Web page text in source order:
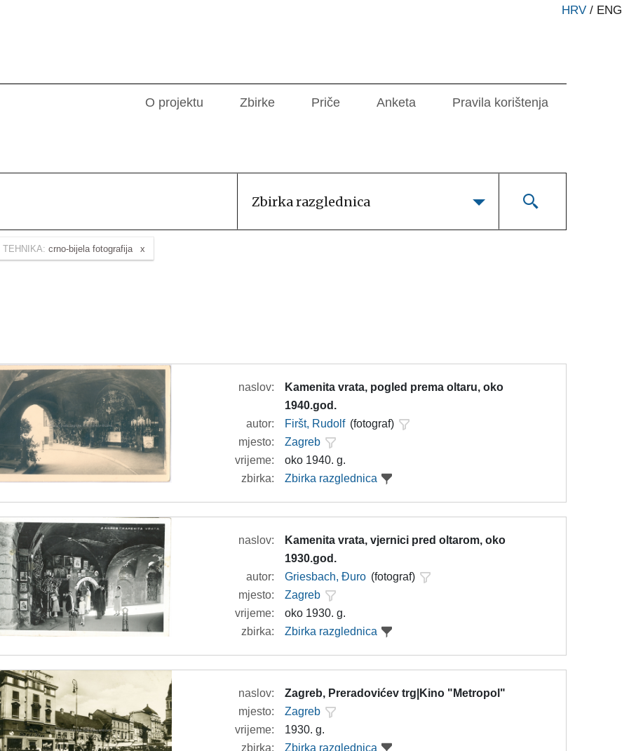
HRV / ENG
O projektu Zbirke Priče Anketa Pravila korištenja
Zbirka razglednica
TEHNIKA: crno-bijela fotografija
naslov:
Kamenita vrata, pogled prema oltaru, oko
1940.god.
autor:
Firšt, Rudolf (fotograf)
mjesto:
Zagreb
vrijeme:
oko 1940. g.
zbirka:
Zbirka razglednica
naslov:
Kamenita vrata, vjernici pred oltarom, oko
1930.god.
autor:
Griesbach, Đuro (fotograf)
mjesto:
Zagreb
vrijeme:
oko 1930. g.
zbirka:
Zbirka razglednica
naslov:
Zagreb, Preradovićev trg|Kino "Metropol"
mjesto:
Zagreb
vrijeme:
1930. g.
zbirka:
Zbirka razglednica